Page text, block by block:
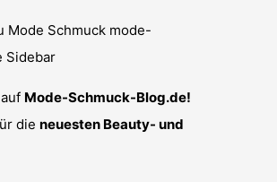
auf Mode-Schmuck-Blog.de!
die neuesten Beauty- und